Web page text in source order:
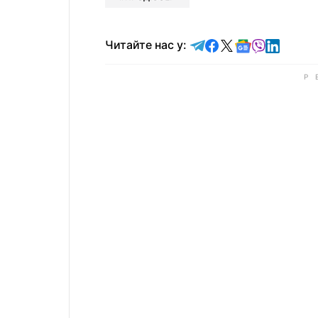
Читайте нас у: Читайте у Telegram
Читайте у
Читайте у X
Читайте у
Читайте